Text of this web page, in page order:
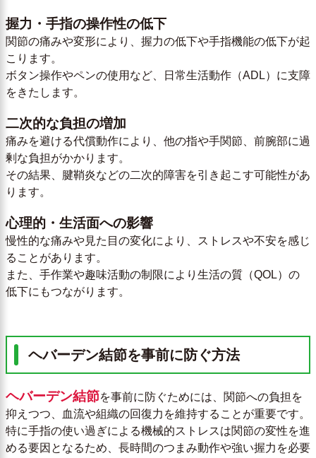
握力・手指の操作性の低下
関節の痛みや変形により、握力の低下や手指機能の低下が起
こります。
ボタン操作やペンの使用など、日常生活動作（ADL）に支障
をきたします。
二次的な負担の増加
痛みを避ける代償動作により、他の指や手関節、前腕部に過
剰な負担がかかります。
その結果、腱鞘炎などの二次的障害を引き起こす可能性があ
ります。
心理的・生活面への影響
慢性的な痛みや見た目の変化により、ストレスや不安を感じ
ることがあります。
また、手作業や趣味活動の制限により生活の質（QOL）の
低下にもつながります。
ヘバーデン結節を事前に防ぐ方法
ヘバーデン結節を事前に防ぐためには、関節への負担を
抑えつつ、血流や組織の回復力を維持することが重要です。
特に手指の使い過ぎによる機械的ストレスは関節の変性を進
める要因となるため、長時間のつまみ動作や強い握力を必要